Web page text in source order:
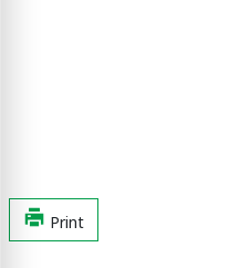
Print